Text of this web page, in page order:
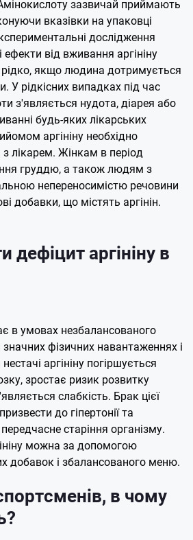
зазвичай приймають
вказівки на упаковці
дослідження
від вживання аргініну
якщо людина дотримується
У рідкісних випадках під час
з'являється нудота, діарея або
будь-яких лікарських
аргініну необхідно
лікарем. Жінкам в період
груддю, а також людям з
непереносимістю речовини
добавки, що містять аргінін.
аргініну в
в умовах незбалансованого
фізичних навантаженнях і
аргініну погіршується
зростає ризик розвитку
слабкість. Брак цієї
до гіпертонії та
старіння організму.
можна за допомогою
добавок і збалансованого меню.
в чому